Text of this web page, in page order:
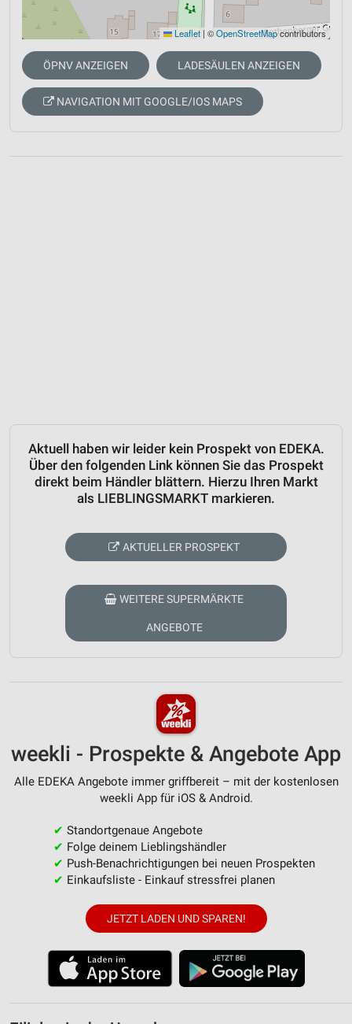
Leaflet | ©OpenStreetMapcontributors
ÖPNV ANZEIGEN LADESÄULEN ANZEIGEN
NAVIGATION MIT GOOGLE/IOS MAPS
Aktuell haben wir leider kein Prospekt von EDEKA.
Über den folgenden Link können Sie das Prospekt
direkt beim Händler blättern. Hierzu Ihren Markt
als LIEBLINGSMARKT markieren.
AKTUELLER PROSPEKT
WEITERE SUPERMÄRKTE
ANGEBOTE
weekli - Prospekte & Angebote App
Alle EDEKA Angebote immer griffbereit – mit der kostenlosen
weekli App für iOS & Android.
✔ Standortgenaue Angebote
✔ Folge deinem Lieblingshändler
✔ Push-Benachrichtigungen bei neuen Prospekten
✔ Einkaufsliste - Einkauf stressfrei planen
JETZT LADEN UND SPAREN!